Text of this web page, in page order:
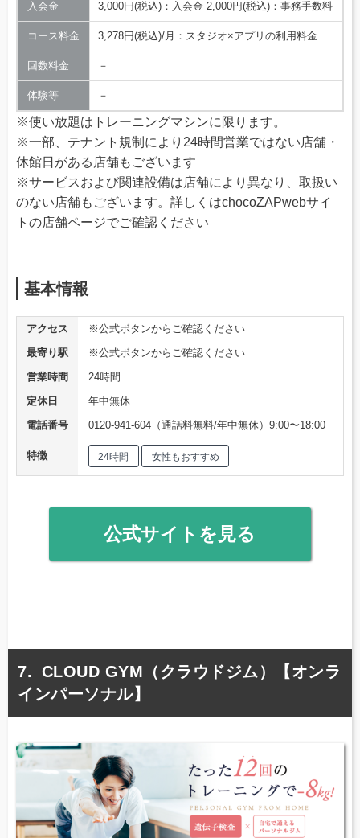
入会金 3,000円(税込)：入会金 2,000円(税込)：事務手数料
コース料金 3,278円(税込)/月：スタジオ×アプリの利用料金
回数料金 －
体験等 －
※使い放題はトレーニングマシンに限ります。
※一部、テナント規制により24時間営業ではない店舗・
休館日がある店舗もございます
※サービスおよび関連設備は店舗により異なり、取扱い
のない店舗もございます。詳しくはchocoZAPwebサイ
トの店舗ページでご確認ください
基本情報
アクセス
※公式ボタンからご確認ください
最寄り駅
※公式ボタンからご確認ください
営業時間
24時間
定休日
年中無休
電話番号
0120-941-604（通話料無料/年中無休）9:00〜18:00
特徴 24時間 女性もおすすめ
公式サイトを見る
CLOUD GYM（クラウドジム）【オンラ
インパーソナル】